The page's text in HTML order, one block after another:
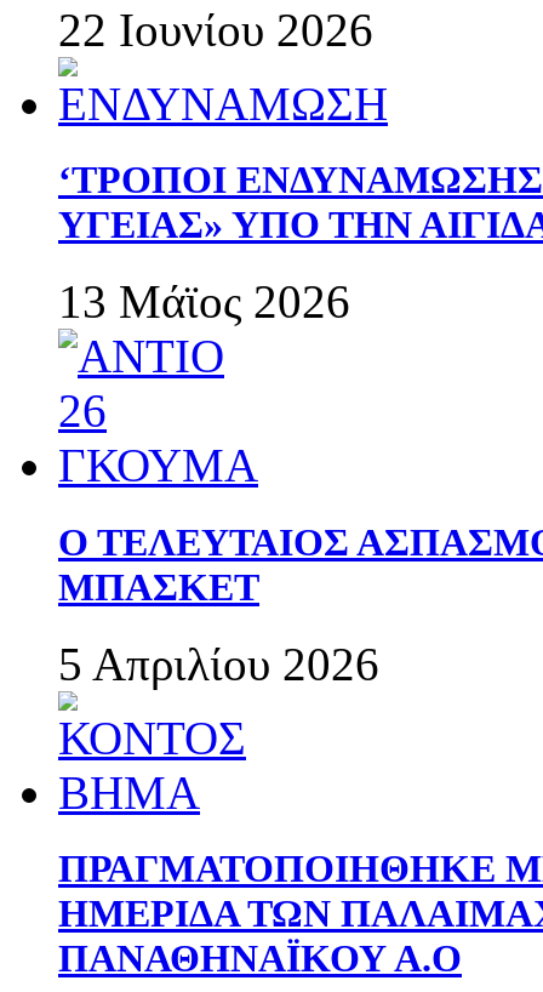
22 Ιουνίου 2026
‘ΤΡΟΠΟΙ
ΥΓΕΙΑΣ» ΥΠΟ ΤΗΝ
13 Μάϊος 2026
Ο ΤΕΛΕΥΤΑΙΟΣ
ΜΠΑΣΚΕΤ
5 Απριλίου 2026
ΠΡΑΓΜΑΤΟΠΟΙΗΘΗΚΕ
ΗΜΕΡΙΔΑ ΤΩΝ
ΠΑΝΑΘΗΝΑΪΚΟΥ Α.Ο